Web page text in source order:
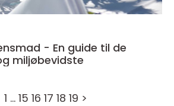
- En guide til de
miljøbevidste
1 … 15 16 17 18 19 >